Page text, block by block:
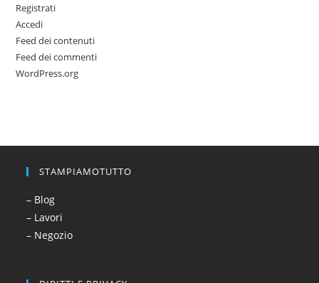
Registrati
Accedi
Feed dei contenuti
Feed dei commenti
WordPress.org
STAMPIAMOTUTTO
– Blog
– Lavori
– Negozio